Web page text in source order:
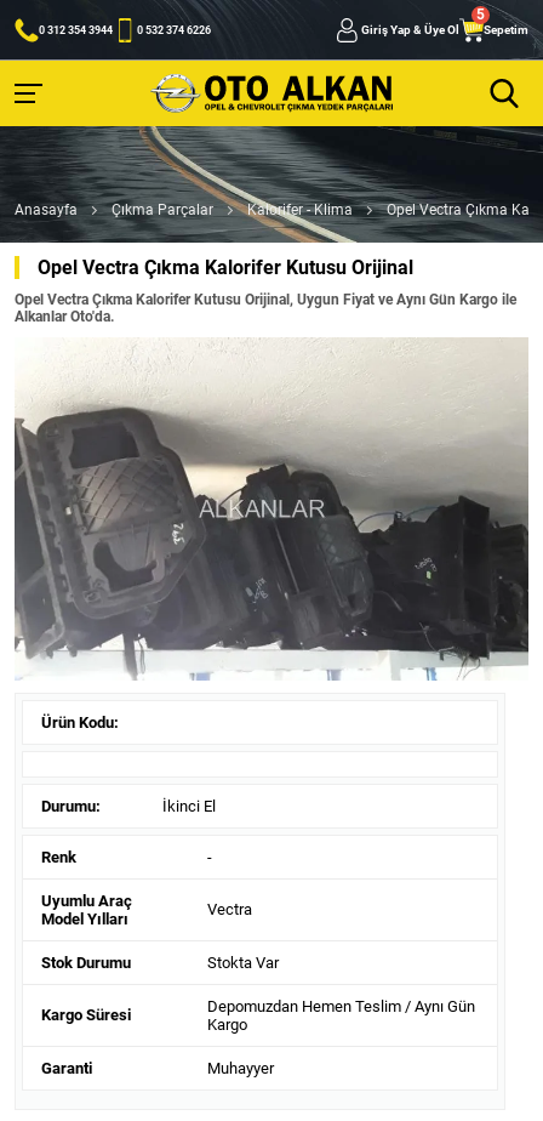
0 312 354 3944 0 532 374 6226 Giriş Yap & Üye Ol Sepetim
Anasayfa Çıkma Parçalar Kalorifer - Klima Opel Vectra Çıkma
Opel Vectra Çıkma Kalorifer Kutusu Orijinal
Opel Vectra Çıkma Kalorifer Kutusu Orijinal, Uygun Fiyat ve Aynı Gün Kargo ile
Alkanlar Oto'da.
Ürün Kodu:
Durumu: İkinci El
Renk -
Uyumlu Araç
Model Yılları
Vectra
Stok Durumu Stokta Var
Kargo Süresi
Depomuzdan Hemen Teslim / Aynı Gün
Kargo
Garanti Muhayyer